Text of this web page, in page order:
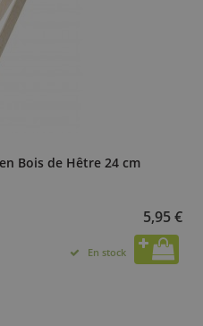
Bois de Hêtre 24 cm
5,95 €
En stock